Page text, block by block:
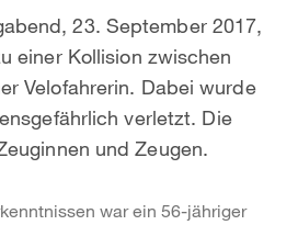
23. September 2017,
einer Kollision zwischen
Velofahrerin. Dabei wurde
verletzt. Die
und Zeugen.
war ein 56-jähriger